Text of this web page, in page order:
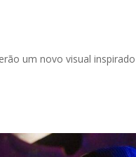
um novo visual